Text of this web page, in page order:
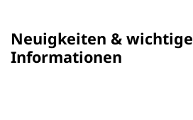
Neuigkeiten & wichtige
Informationen